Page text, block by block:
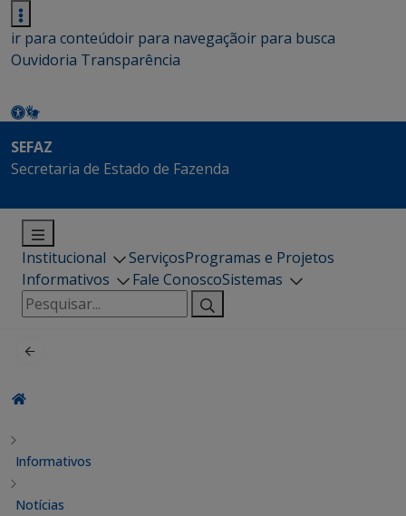
ir para conteúdoir para navegaçãoir para busca
Ouvidoria Transparência
SEFAZ
Secretaria de Estado de Fazenda
Institucional ServiçosProgramas e Projetos
Informativos
Fale ConoscoSistemas
Pesquisar
por:
Informativos
Notícias